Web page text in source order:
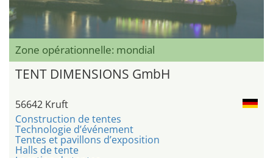
Zone opérationnelle: mondial
TENT DIMENSIONS GmbH
56642 Kruft
Construction de tentes
Technologie d’événement
Tentes et pavillons d’exposition
Halls de tente